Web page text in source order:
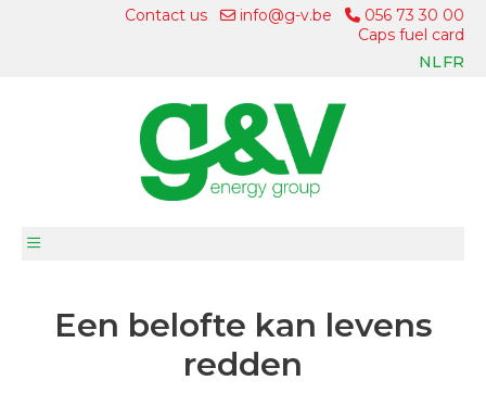
Contact us info@g-v.be
056 73 30 00
Caps fuel card
NLFR
Een belofte kan levens
redden